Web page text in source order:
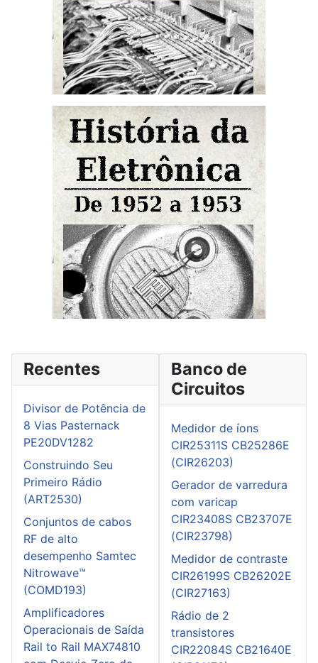
Recentes
Divisor de Potência de
8 Vias Pasternack
PE20DV1282
Construindo Seu
Primeiro Rádio
(ART2530)
Conjuntos de cabos
RF de alto
desempenho Samtec
Nitrowave™
(COMD193)
Amplificadores
Operacionais de Saída
Rail to Rail MAX74810
Banco de
Circuitos
Medidor de íons
CIR25311S CB25286E
(CIR26203)
Gerador de varredura
com varicap
CIR23408S CB23707E
(CIR23798)
Medidor de contraste
CIR26199S CB26202E
(CIR27163)
Rádio de 2
transistores
CIR22084S CB21640E